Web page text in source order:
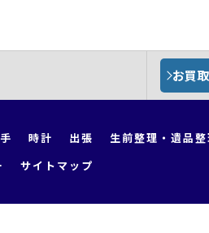
お買
時計 出張 生前整理・遺品
サイトマップ